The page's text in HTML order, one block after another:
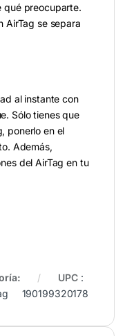
qué preocuparte.
AirTag se separa
al instante con
Sólo tienes que
ponerlo en el
Además,
del AirTag en tu
UPC :
190199320178